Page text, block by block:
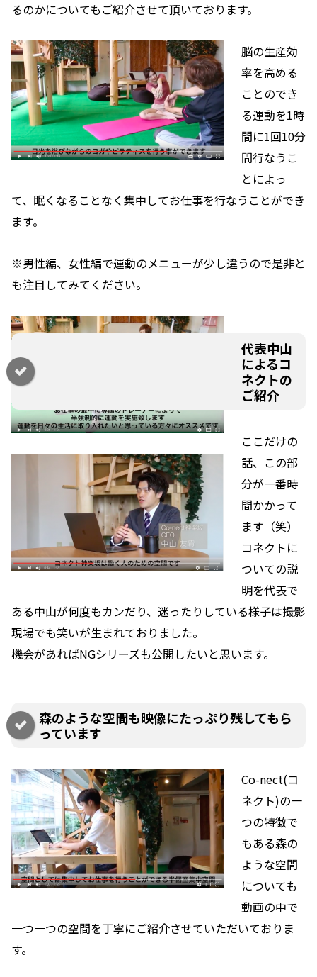
るのかについてもご紹介させて頂いております。
脳の生産効
率を高める
ことのでき
る運動を1時
間に1回10分
間行なうこ
とによっ
て、眠くなることなく集中してお仕事を行なうことができ
ます。
※男性編、女性編で運動のメニューが少し違うので是非と
も注目してみてください。
代表中山
によるコ
ネクトの
ご紹介
ここだけの
話、この部
分が一番時
間かかって
ます（笑）
コネクトに
ついての説
明を代表で
ある中山が何度もカンだり、迷ったりしている様子は撮影
現場でも笑いが生まれておりました。
機会があればNGシリーズも公開したいと思います。
森のような空間も映像にたっぷり残してもら
っています
Co-nect(コ
ネクト)の一
つの特徴で
もある森の
ような空間
についても
動画の中で
一つ一つの空間を丁寧にご紹介させていただいておりま
す。